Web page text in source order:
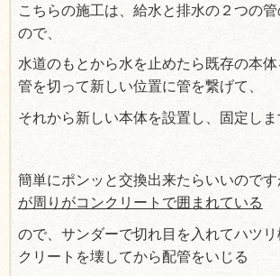
こちらの施工は、給水と排水の２つの
ので、
水道のもとから水を止めたら既存の本
管を切って新しい位置に管を繋げて、
それから新しい本体を設置し、固定しま
簡単にポンッと交換出来たらいいのです
が周りがコンクリートで囲まれている
ので、サンダーで切れ目を入れてハツ
クリートを壊してから配管をいじる